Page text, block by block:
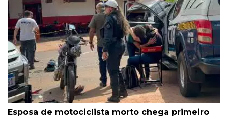
Esposa de motociclista morto chega primeiro